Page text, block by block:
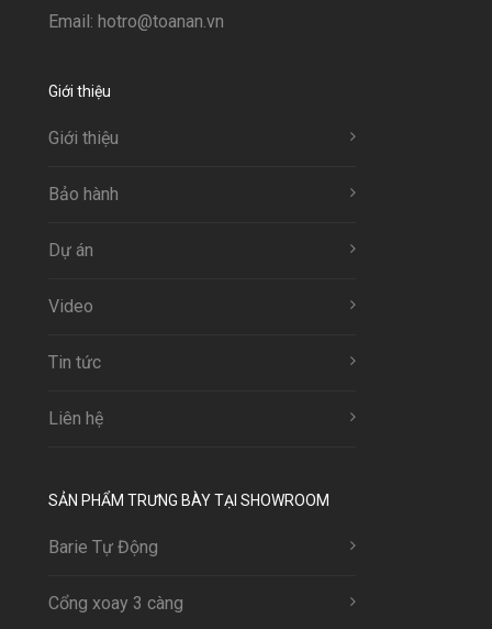
Email: hotro@toanan.vn
Giới thiệu
Giới thiệu
Bảo hành
Dự án
Video
Tin tức
Liên hệ
SẢN PHẨM TRƯNG BÀY TẠI SHOWROOM
Barie Tự Động
Cổng xoay 3 càng